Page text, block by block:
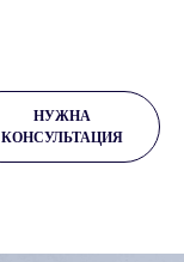
НУЖНА
КОНСУЛЬТАЦИЯ